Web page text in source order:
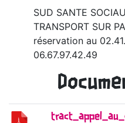
SUD SANTE
TRANSPORT SUR
réservation au
06.67.97.42.49